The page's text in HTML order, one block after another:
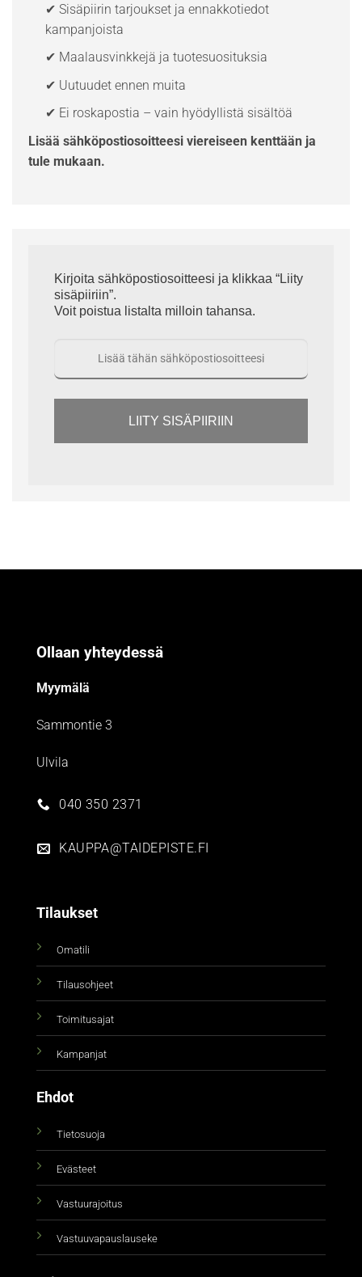
✔ Sisäpiirin tarjoukset ja ennakkotiedot
kampanjoista
✔ Maalausvinkkejä ja tuotesuosituksia
✔ Uutuudet ennen muita
✔ Ei roskapostia – vain hyödyllistä sisältöä
Lisää sähköpostiosoitteesi viereiseen kenttään ja
tule mukaan.
Kirjoita sähköpostiosoitteesi ja klikkaa “Liity
sisäpiiriin”.
Voit poistua listalta milloin tahansa.
LIITY SISÄPIIRIIN
Ollaan yhteydessä
Myymälä
Sammontie 3
Ulvila
040 350 2371
KAUPPA@TAIDEPISTE.FI
Tilaukset
Omatili
Tilausohjeet
Toimitusajat
Kampanjat
Ehdot
Tietosuoja
Evästeet
Vastuurajoitus
Vastuuvapauslauseke